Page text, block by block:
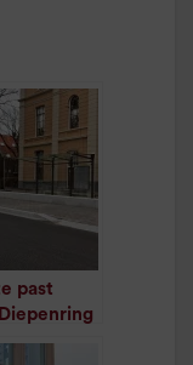
past
klachten